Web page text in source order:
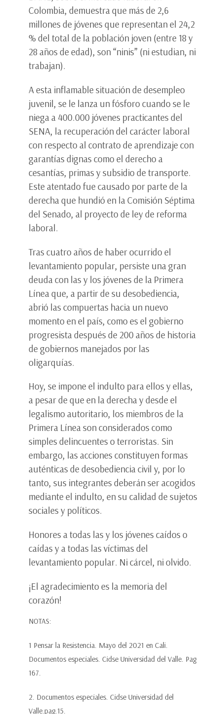
Colombia, demuestra que más de 2,6
millones de jóvenes que representan el 24,2
% del total de la población joven (entre 18 y
28 años de edad), son “ninis” (ni estudian, ni
trabajan).
A esta inflamable situación de desempleo
juvenil, se le lanza un fósforo cuando se le
niega a 400.000 jóvenes practicantes del
SENA, la recuperación del carácter laboral
con respecto al contrato de aprendizaje con
garantías dignas como el derecho a
cesantías, primas y subsidio de transporte.
Este atentado fue causado por parte de la
derecha que hundió en la Comisión Séptima
del Senado, al proyecto de ley de reforma
laboral.
Tras cuatro años de haber ocurrido el
levantamiento popular, persiste una gran
deuda con las y los jóvenes de la Primera
Línea que, a partir de su desobediencia,
abrió las compuertas hacia un nuevo
momento en el país, como es el gobierno
progresista después de 200 años de historia
de gobiernos manejados por las
oligarquías.
Hoy, se impone el indulto para ellos y ellas,
a pesar de que en la derecha y desde el
legalismo autoritario, los miembros de la
Primera Línea son considerados como
simples delincuentes o terroristas. Sin
embargo, las acciones constituyen formas
auténticas de desobediencia civil y, por lo
tanto, sus integrantes deberán ser acogidos
mediante el indulto, en su calidad de sujetos
sociales y políticos.
Honores a todas las y los jóvenes caídos o
caídas y a todas las víctimas del
levantamiento popular. Ni cárcel, ni olvido.
¡El agradecimiento es la memoria del
corazón!
NOTAS:
1 Pensar la Resistencia. Mayo del 2021 en Cali.
Documentos especiales. Cidse Universidad del Valle. Pag
167.
2. Documentos especiales. Cidse Universidad del
Valle.pag.15.